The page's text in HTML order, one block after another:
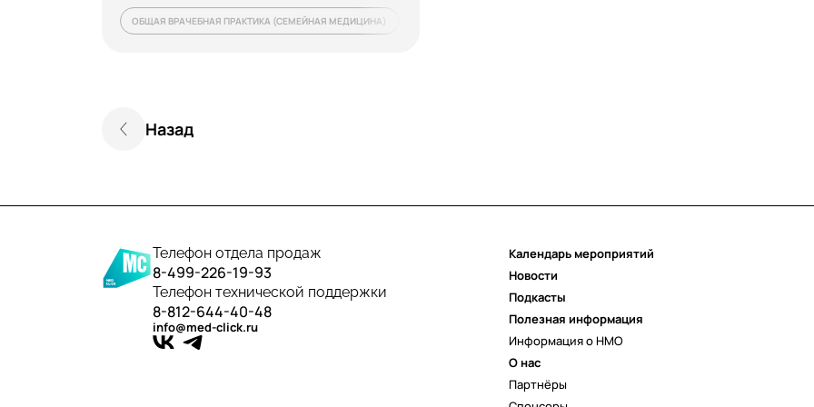
ОБЩАЯ ВРАЧЕБНАЯ ПРАКТИКА (СЕМЕЙНАЯ МЕДИЦИНА)
Назад
Телефон отдела продаж
8-499-226-19-93
Телефон технической поддержки
8-812-644-40-48
info@med-click.ru
Календарь мероприятий
Новости
Подкасты
Полезная информация
Информация о НМО
О нас
Партнёры